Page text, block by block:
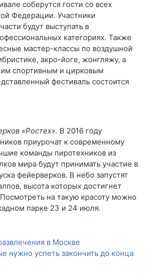
соберутся гости со всех
Федерации. Участники
будут выступать в
категориях. Также
мастер-классы по воздушной
акро-йоге, жонгляжу, а
спортивным и цирковым
фестиваль состоится
«Ростех». В 2016 году
приурочат к современному
команды пиротехников из
мира будут принимать участие в
фейерверков. В небо запустят
высота которых достигнет
на такую красоту можно
парке 23 и 24 июля.
в Москве
нужно успеть закончить до конца